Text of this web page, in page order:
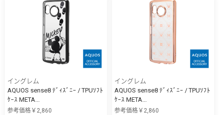
イングレム
AQUOS sense8 ﾃﾞｨｽﾞﾆｰ / TPUｿﾌﾄ
ｹｰｽ META...
参考価格￥2,860
イングレム
AQUOS sense8 ﾃﾞｨｽﾞﾆｰ / TPUｿﾌﾄ
ｹｰｽ META...
参考価格￥2,860